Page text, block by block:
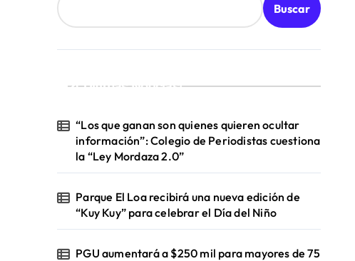
Buscar
¡Ultimas Noticias!
“Los que ganan son quienes quieren ocultar
información”: Colegio de Periodistas cuestiona
la “Ley Mordaza 2.0”
Parque El Loa recibirá una nueva edición de
“Kuy Kuy” para celebrar el Día del Niño
PGU aumentará a $250 mil para mayores de 75